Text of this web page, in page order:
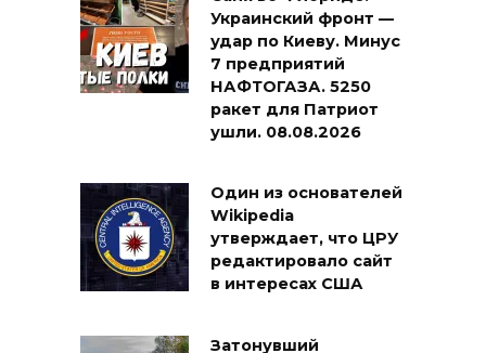
Украинский фронт —
удар по Киеву. Минус
7 предприятий
НАФТОГАЗА. 5250
ракет для Патриот
ушли. 08.08.2026
Один из основателей
Wikipedia
утверждает, что ЦРУ
редактировало сайт
в интересах США
Затонувший